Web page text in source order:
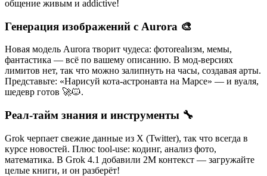
общение живым и addictive!
Генерация изображений с Aurora 🎨
Новая модель Aurora творит чудеса: фотorealизм, мемы,
фантастика — всё по вашему описанию. В мод-версиях
лимитов нет, так что можно залипнуть на часы, создавая арты.
Представьте: «Нарисуй кота-астронавта на Марсе» — и вуаля,
шедевр готов 🚀🐱.
Реал-тайм знания и инструменты 🔧
Grok черпает свежие данные из X (Twitter), так что всегда в
курсе новостей. Плюс tool-use: кодинг, анализ фото,
математика. В Grok 4.1 добавили 2M контекст — загружайте
целые книги, и он разберёт!